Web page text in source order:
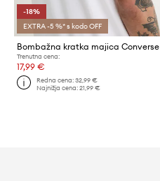
-18%
EXTRA -5 %* s kodo OFF
Bombažna kratka majica Converse
Trenutna cena:
17,99 €
Redna cena:32,99 €
Najnižja cena:21,99 €